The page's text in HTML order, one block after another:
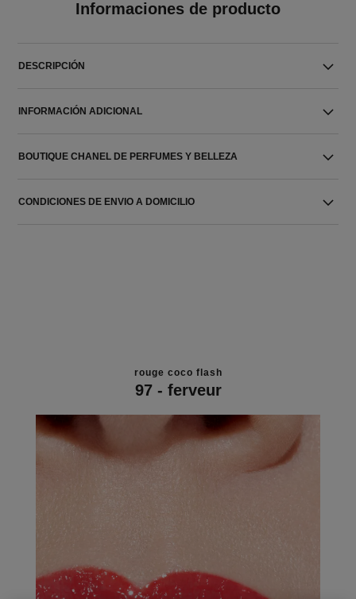
Informaciones de producto
DESCRIPCIÓN
INFORMACIÓN ADICIONAL
BOUTIQUE CHANEL DE PERFUMES Y BELLEZA
CONDICIONES DE ENVIO A DOMICILIO
rouge coco flash
97 - ferveur